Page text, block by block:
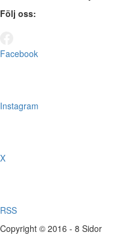
Följ oss:
Facebook
Instagram
X
RSS
Copyright © 2016 - 8 Sidor